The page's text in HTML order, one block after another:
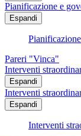
Pianificazione e
Espandi
Pareri "Vinca"
Interventi
Espandi
Interventi
Espandi
Interventi